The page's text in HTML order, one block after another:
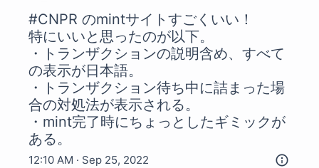
#CNPR のmintサイトすごくいい！
特にいいと思ったのが以下。
・トランザクションの説明含め、すべて
の表示が日本語。
・トランザクション待ち中に詰まった場
合の対処法が表示される。
・mint完了時にちょっとしたギミックが
ある。
12:10 AM · Sep 25, 2022